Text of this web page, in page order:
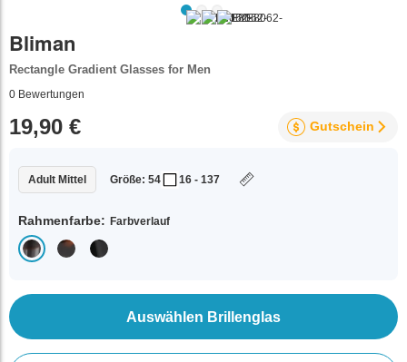
Bliman
Rectangle Gradient Glasses for Men
0 Bewertungen
19,90 € Gutschein
Adult Mittel Größe: 54 16 - 137
Rahmenfarbe: Farbverlauf
Auswählen Brillenglas